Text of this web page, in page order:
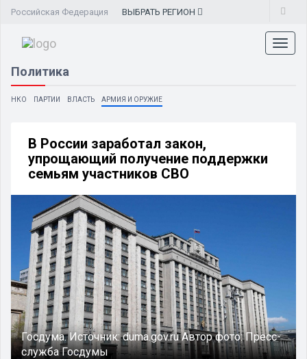
Российская Федерация ВЫБРАТЬ РЕГИОН
Политика
НКО ПАРТИИ ВЛАСТЬ АРМИЯ И ОРУЖИЕ
В России заработал закон,
упрощающий получение поддержки
семьям участников СВО
Госдума.Источник:duma.gov.ruАвтор фото:Пресс-
служба Госдумы